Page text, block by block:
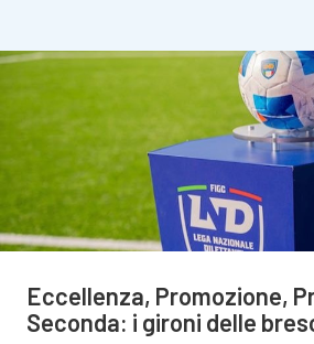
Eccellenza, Promozione,
Seconda: i gironi delle